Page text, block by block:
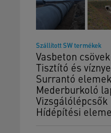
Szállított SW termékek
Vasbeton
Tisztító és
Surrantó elemek
Mederburkoló
Vizsgálólépcsők
Hídépítési